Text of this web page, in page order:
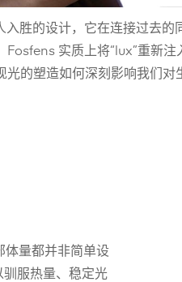
胜的设计，它在连接过去
实质上将“lux”重新
的塑造如何深刻影响我们对
体量都并非简单设
服热量、稳定光